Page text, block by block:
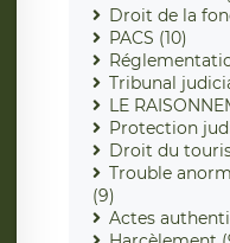
Droit de la
PACS (10)
Tribunal
LE
Protection
Droit du
Trouble
(9)
Actes